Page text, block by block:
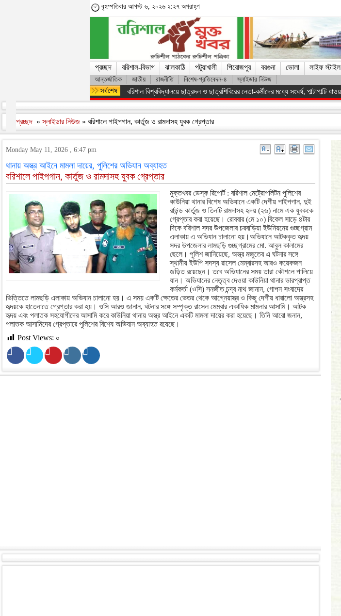
বৃহস্পতিবার আগস্ট ৬, ২০২৬ ২:২৭ অপরাহ্ণ
প্রচ্ছদ বরিশাল-বিভাগ ঝালকাঠি পটুয়াখালী পিরোজপুর বরগুনা ভোলা লাইফ স্টাইল
আন্তর্জাতিক জাতীয় রাজনীতি বিশেষ-প্রতিবেদন-৪ স্লাইডার নিউজ
অসংখ্য শহিদের রক্তের বিনিময়ে ফ্যাসিস্ট সরকারকে হটানো সম্ভব হয়েছে : তথ্যমন্ত্রী
প্রচ্ছদ »স্লাইডার নিউজ » বরিশালে পাইপগান, কার্তুজ ও রামদাসহ যুবক গ্রেপ্তার
Monday May 11, 2026 , 6:47 pm
থানায় অস্ত্র আইনে মামলা দায়ের, পুলিশের অভিযান অব্যাহত
বরিশালে পাইপগান, কার্তুজ ও রামদাসহ যুবক গ্রেপ্তার
মুক্তখবর ডেস্ক রিপোর্ট : বরিশাল মেট্রোপলিটন পুলিশের
কাউনিয়া থানার বিশেষ অভিযানে একটি দেশীয় পাইপগান, দুই
রাউন্ড কার্তুজ ও তিনটি রামদাসহ হৃদয় (২৬) নামে এক যুবককে
গ্রেপ্তার করা হয়েছে। রোববার (মে ১০) বিকেল সাড়ে ৪টার
দিকে বরিশাল সদর উপজেলার চরবাড়িয়া ইউনিয়নের গুচ্ছগ্রাম
এলাকায় এ অভিযান চালানো হয়।অভিযানে আটককৃত হৃদয়
সদর উপজেলার লামছড়ি গুচ্ছগ্রামের মো. আবুল কালামের
ছেলে। পুলিশ জানিয়েছে, অস্ত্র মজুতের এ ঘটনার সঙ্গে
স্থানীয় ইউপি সদস্য রাসেল মেম্বারসহ আরও কয়েকজন
জড়িত রয়েছেন। তবে অভিযানের সময় তারা কৌশলে পালিয়ে
যান। অভিযানের নেতৃত্ব দেওয়া কাউনিয়া থানার ভারপ্রাপ্ত
কর্মকর্তা (ওসি) সনজীত চন্দ্র নাথ জানান, গোপন সংবাদের
ভিত্তিতে লামছড়ি এলাকায় অভিযান চালানো হয়। এ সময় একটি ক্ষেতের ভেতর থেকে আগ্নেয়াস্ত্র ও কিছু দেশীয় ধারালো অস্ত্রসহ
হৃদয়কে হাতেনাতে গ্রেপ্তার করা হয়। ওসি আরও জানান, ঘটনার সঙ্গে সম্পৃক্ত রাসেল মেম্বার একাধিক মামলার আসামি। আটক
হৃদয় এবং পলাতক সহযোগীদের আসামি করে কাউনিয়া থানায় অস্ত্র আইনে একটি মামলা দায়ের করা হয়েছে। তিনি আরো জনান,
পলাতক আসামিদের গ্রেপ্তারে পুলিশের বিশেষ অভিযান অব্যাহত রয়েছে।
Post Views: ০